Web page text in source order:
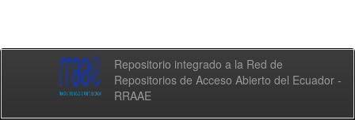
Repositorio integrado a la Red de
Repositorios de Acceso Abierto del Ecuador -
RRAAE